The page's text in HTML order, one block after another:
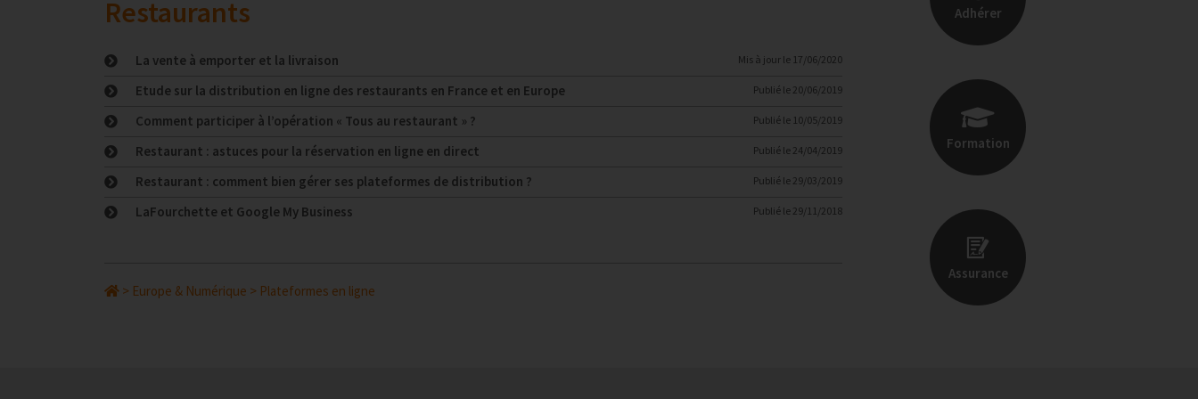
Restaurants
La vente à emporter et la livraison Mis à jour le 17/06/2020
Etude sur la distribution en ligne des restaurants en France et en Europe Publié le 20/06/2019
Comment participer à l’opération « Tous au restaurant » ? Publié le 10/05/2019
Restaurant : astuces pour la réservation en ligne en direct Publié le 24/04/2019
Restaurant : comment bien gérer ses plateformes de distribution ? Publié le 29/03/2019
LaFourchette et Google My Business Publié le 29/11/2018
> Europe & Numérique > Plateformes en ligne
Adhérer
Formation
Assurance